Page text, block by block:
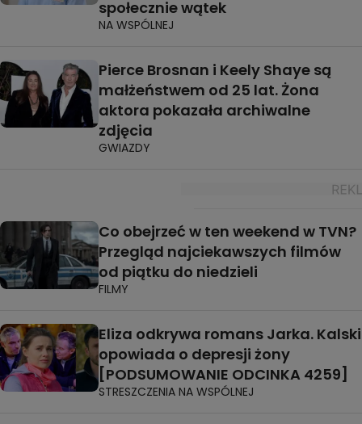
społecznie wątek
NA WSPÓLNEJ
Pierce Brosnan i Keely Shaye są
małżeństwem od 25 lat. Żona
aktora pokazała archiwalne
zdjęcia
GWIAZDY
Co obejrzeć w ten weekend w TVN?
Przegląd najciekawszych filmów
od piątku do niedzieli
FILMY
Eliza odkrywa romans Jarka. Kalski
opowiada o depresji żony
[PODSUMOWANIE ODCINKA 4259]
STRESZCZENIA NA WSPÓLNEJ